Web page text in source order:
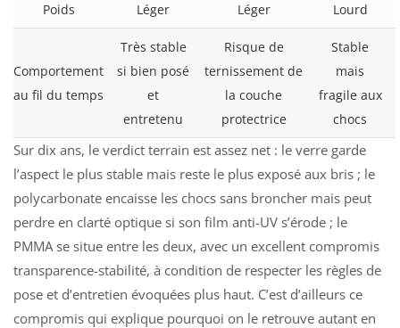
Poids Léger Léger Lourd
Comportement
au fil du temps
Très stable
si bien posé
et
entretenu
Risque de
ternissement de
la couche
protectrice
Stable
mais
fragile aux
chocs
Sur dix ans, le verdict terrain est assez net : le verre garde
l’aspect le plus stable mais reste le plus exposé aux bris ; le
polycarbonate encaisse les chocs sans broncher mais peut
perdre en clarté optique si son film anti-UV s’érode ; le
PMMA se situe entre les deux, avec un excellent compromis
transparence-stabilité, à condition de respecter les règles de
pose et d’entretien évoquées plus haut. C’est d’ailleurs ce
compromis qui explique pourquoi on le retrouve autant en